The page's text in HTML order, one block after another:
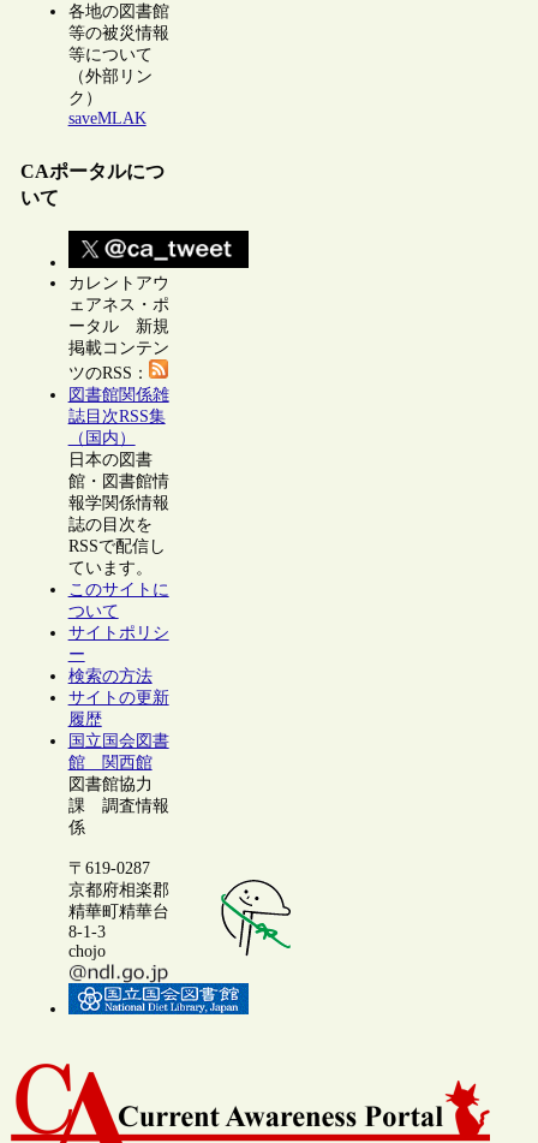
各地の図書館
等の被災情報
等について
（外部リン
ク）
saveMLAK
CAポータルにつ
いて
カレントアウ
ェアネス・ポ
ータル 新規
掲載コンテン
ツのRSS：
図書館関係雑
誌目次RSS集
（国内）
日本の図書
館・図書館情
報学関係情報
誌の目次を
RSSで配信し
ています。
このサイトに
ついて
サイトポリシ
ー
検索の方法
サイトの更新
履歴
国立国会図書
館 関西館
図書館協力
課 調査情報
係
〒619-0287
京都府相楽郡
精華町精華台
8-1-3
chojo